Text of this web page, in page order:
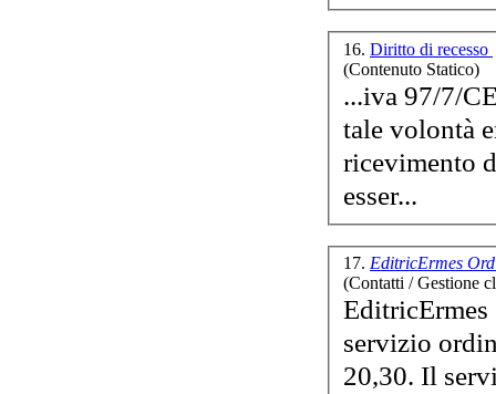
16. Diritto di recesso
(Contenuto Statico)
...iva 97/7/
tale volontà
ricevimento
esser...
17. EditricErmes
(Contatti / Gestione
servizio
20,30.